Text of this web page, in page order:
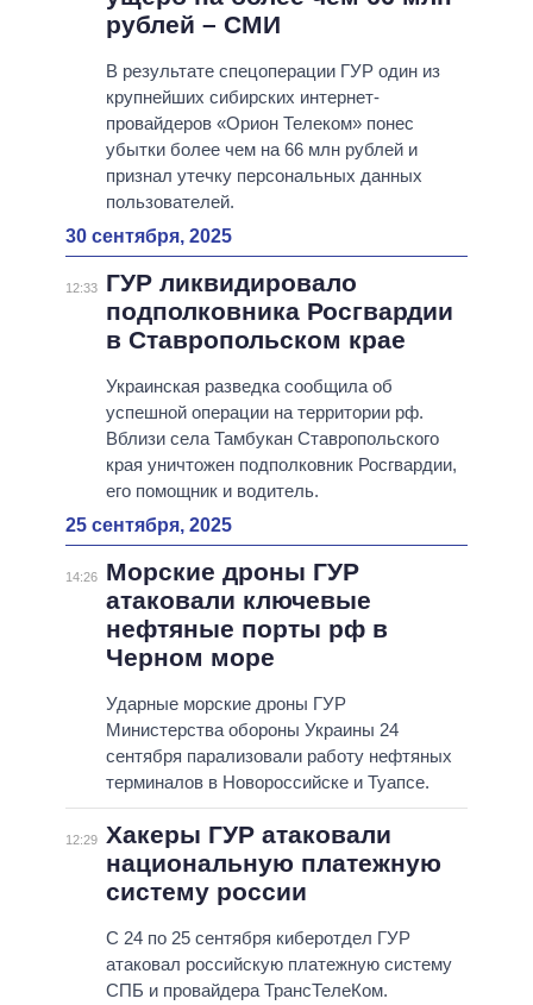
рублей – СМИ
В результате спецоперации ГУР один из
крупнейших сибирских интернет-
провайдеров «Орион Телеком» понес
убытки более чем на 66 млн рублей и
признал утечку персональных данных
пользователей.
30 сентября, 2025
12:33
ГУР ликвидировало
подполковника Росгвардии
в Ставропольском крае
Украинская разведка сообщила об
успешной операции на территории рф.
Вблизи села Тамбукан Ставропольского
края уничтожен подполковник Росгвардии,
его помощник и водитель.
25 сентября, 2025
14:26
Морские дроны ГУР
атаковали ключевые
нефтяные порты рф в
Черном море
Ударные морские дроны ГУР
Министерства обороны Украины 24
сентября парализовали работу нефтяных
терминалов в Новороссийске и Туапсе.
12:29 Хакеры ГУР атаковали
национальную платежную
систему россии
С 24 по 25 сентября киберотдел ГУР
атаковал российскую платежную систему
СПБ и провайдера ТрансТелеКом.